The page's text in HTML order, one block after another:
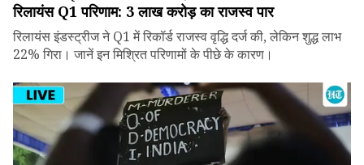
रिलायंस Q1 परिणाम: ₹3 लाख करोड़ का राजस्व पार
रिलायंस इंडस्ट्रीज ने Q1 में रिकॉर्ड राजस्व वृद्धि दर्ज की, लेकिन शुद्ध लाभ
22% गिरा। जानें इन मिश्रित परिणामों के पीछे के कारण।